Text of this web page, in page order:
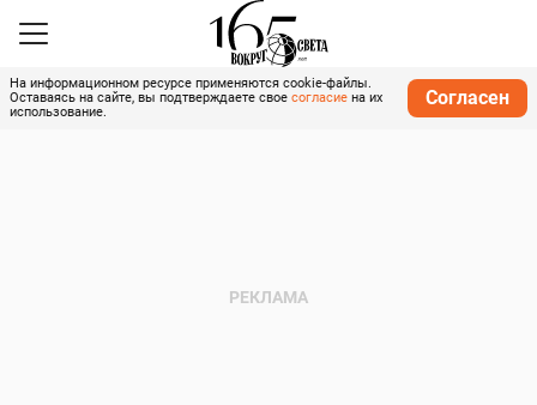
На информационном ресурсе применяются cookie-файлы.
Оставаясь на сайте, вы подтверждаете свое согласие на их
использование.
Согласен